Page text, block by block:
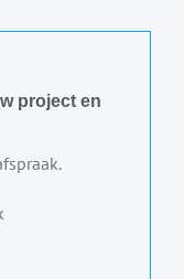
project en